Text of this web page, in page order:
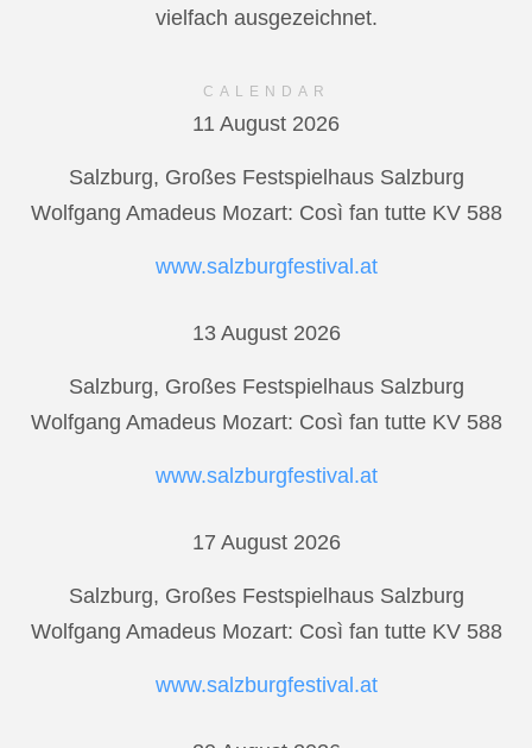
vielfach ausgezeichnet.
CALENDAR
11 August 2026
Salzburg, Großes Festspielhaus Salzburg
Wolfgang Amadeus Mozart: Così fan tutte KV 588
www.salzburgfestival.at
13 August 2026
Salzburg, Großes Festspielhaus Salzburg
Wolfgang Amadeus Mozart: Così fan tutte KV 588
www.salzburgfestival.at
17 August 2026
Salzburg, Großes Festspielhaus Salzburg
Wolfgang Amadeus Mozart: Così fan tutte KV 588
www.salzburgfestival.at